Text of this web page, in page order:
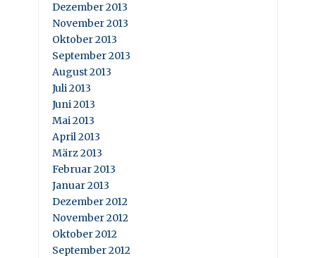
Dezember 2013
November 2013
Oktober 2013
September 2013
August 2013
Juli 2013
Juni 2013
Mai 2013
April 2013
März 2013
Februar 2013
Januar 2013
Dezember 2012
November 2012
Oktober 2012
September 2012